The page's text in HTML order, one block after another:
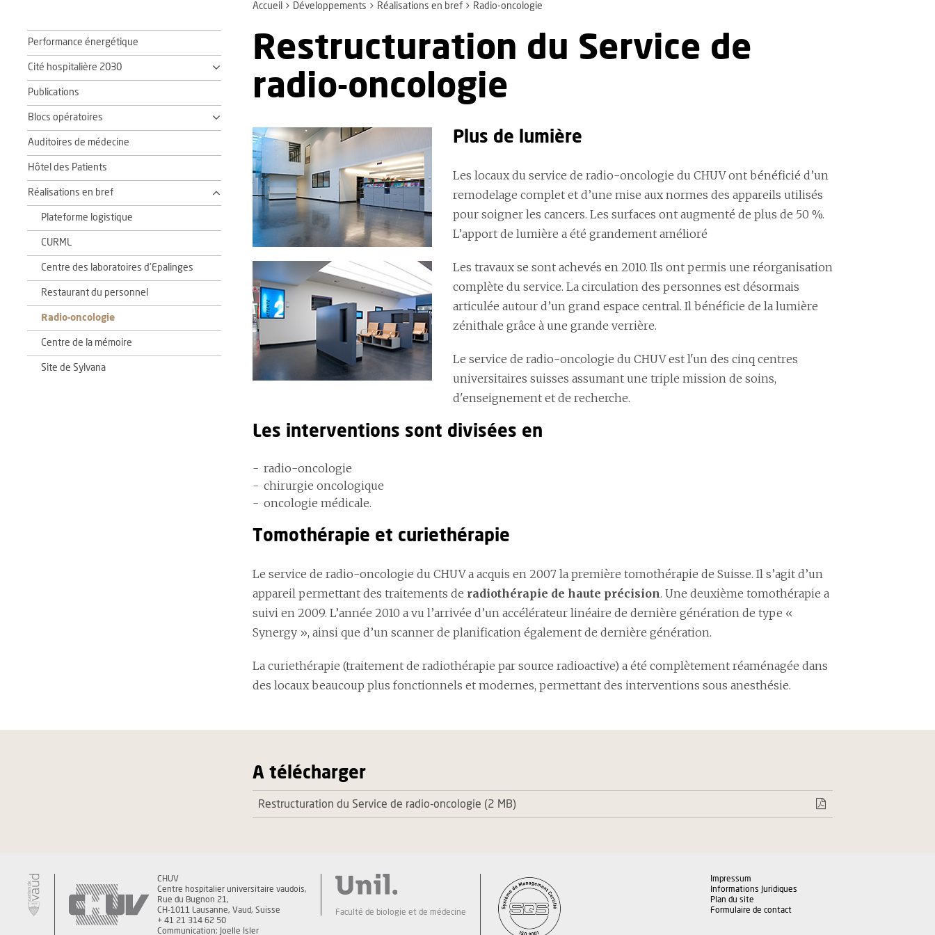
Accueil Développements Réalisations en bref Radio-oncologie
Performance énergétique
Cité hospitalière 2030
Publications
Blocs opératoires
Auditoires de médecine
Hôtel des Patients
Réalisations en bref
Plateforme logistique
CURML
Centre des laboratoires d'Epalinges
Restaurant du personnel
Radio-oncologie
Centre de la mémoire
Site de Sylvana
Restructuration du Service de
radio-oncologie
Plus de lumière
Les locaux du service de radio-oncologie du CHUV ont bénéficié d’un
remodelage complet et d’une mise aux normes des appareils utilisés
pour soigner les cancers. Les surfaces ont augmenté de plus de 50 %.
L’apport de lumière a été grandement amélioré
Les travaux se sont achevés en 2010. Ils ont permis une réorganisation
complète du service. La circulation des personnes est désormais
articulée autour d’un grand espace central. Il bénéficie de la lumière
zénithale grâce à une grande verrière.
Le service de radio-oncologie du CHUV est l'un des cinq centres
universitaires suisses assumant une triple mission de soins,
d'enseignement et de recherche.
Les interventions sont divisées en
radio-oncologie
chirurgie oncologique
oncologie médicale.
Tomothérapie et curiethérapie
Le service de radio-oncologie du CHUV a acquis en 2007 la première tomothérapie de Suisse. Il s’agit d’un
appareil permettant des traitements de radiothérapie de haute précision. Une deuxième tomothérapie a
suivi en 2009. L’année 2010 a vu l’arrivée d’un accélérateur linéaire de dernière génération de type «
Synergy », ainsi que d’un scanner de planification également de dernière génération.
La curiethérapie (traitement de radiothérapie par source radioactive) a été complètement réaménagée dans
des locaux beaucoup plus fonctionnels et modernes, permettant des interventions sous anesthésie.
A télécharger
Restructuration du Service de radio-oncologie (2 MB)
CHUV
Centre hospitalier universitaire vaudois,
Rue du Bugnon 21,
CH-1011 Lausanne, Vaud, Suisse
+ 41 21 314 62 50
Communication: Joelle Isler
Faculté de biologie et de médecine
Impressum
Informations Juridiques
Plan du site
Formulaire de contact